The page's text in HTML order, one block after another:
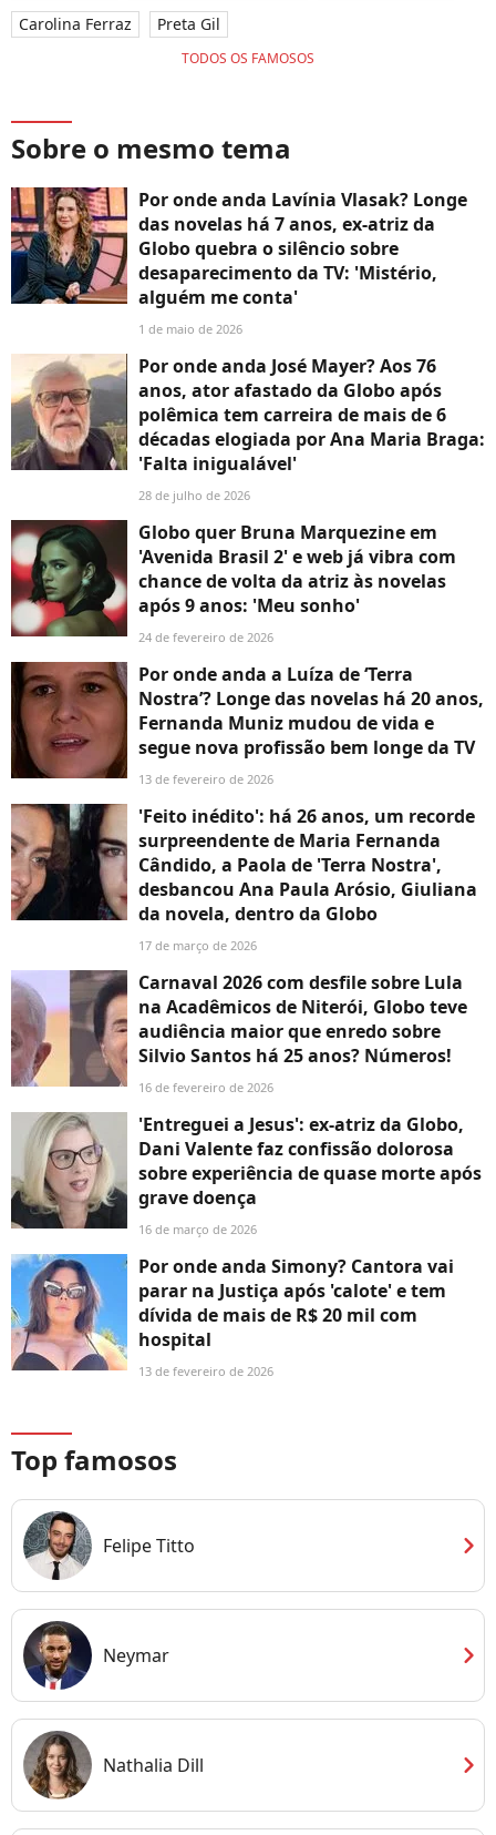
Carolina Ferraz
Preta Gil
TODOS OS FAMOSOS
Sobre o mesmo tema
Por onde anda Lavínia Vlasak? Longe
das novelas há 7 anos, ex-atriz da
Globo quebra o silêncio sobre
desaparecimento da TV: 'Mistério,
alguém me conta'
1 de maio de 2026
Por onde anda José Mayer? Aos 76
anos, ator afastado da Globo após
polêmica tem carreira de mais de 6
décadas elogiada por Ana Maria Braga:
'Falta inigualável'
28 de julho de 2026
Globo quer Bruna Marquezine em
'Avenida Brasil 2' e web já vibra com
chance de volta da atriz às novelas
após 9 anos: 'Meu sonho'
24 de fevereiro de 2026
Por onde anda a Luíza de ‘Terra
Nostra’? Longe das novelas há 20 anos,
Fernanda Muniz mudou de vida e
segue nova profissão bem longe da TV
13 de fevereiro de 2026
'Feito inédito': há 26 anos, um recorde
surpreendente de Maria Fernanda
Cândido, a Paola de 'Terra Nostra',
desbancou Ana Paula Arósio, Giuliana
da novela, dentro da Globo
17 de março de 2026
Carnaval 2026 com desfile sobre Lula
na Acadêmicos de Niterói, Globo teve
audiência maior que enredo sobre
Silvio Santos há 25 anos? Números!
16 de fevereiro de 2026
'Entreguei a Jesus': ex-atriz da Globo,
Dani Valente faz confissão dolorosa
sobre experiência de quase morte após
grave doença
16 de março de 2026
Por onde anda Simony? Cantora vai
parar na Justiça após 'calote' e tem
dívida de mais de R$ 20 mil com
hospital
13 de fevereiro de 2026
Top famosos
Felipe Titto chevron_right
Neymar chevron_right
Nathalia Dill chevron_right